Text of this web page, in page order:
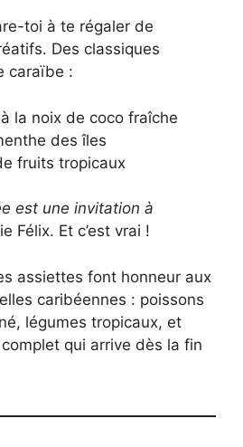
toi à te régaler de
Des classiques
caraïbe :
la noix de coco fraîche
des îles
fruits tropicaux
est une invitation à
Félix. Et c’est vrai !
assiettes font honneur aux
caribéennes : poissons
légumes tropicaux, et
qui arrive dès la fin